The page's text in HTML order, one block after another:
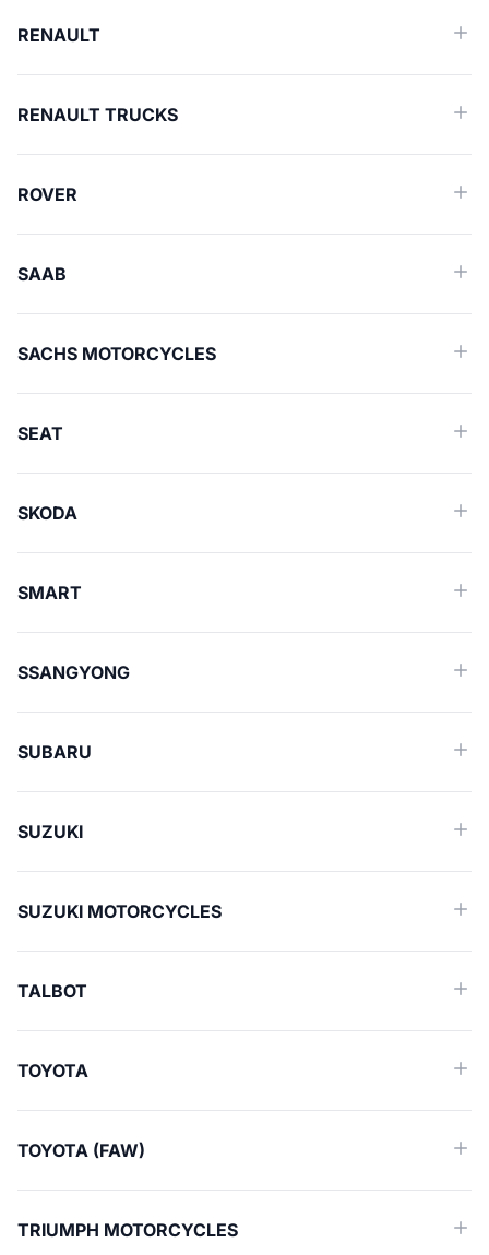
RENAULT
RENAULT TRUCKS
ROVER
SAAB
SACHS MOTORCYCLES
SEAT
SKODA
SMART
SSANGYONG
SUBARU
SUZUKI
SUZUKI MOTORCYCLES
TALBOT
TOYOTA
TOYOTA (FAW)
TRIUMPH MOTORCYCLES